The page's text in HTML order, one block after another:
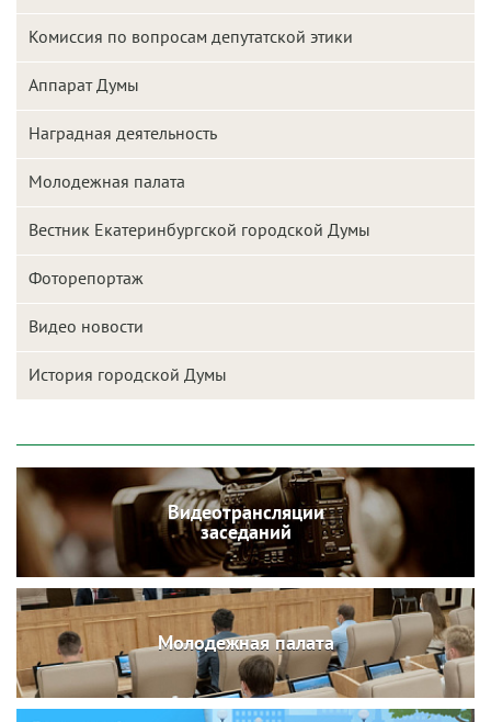
Комиссия по вопросам депутатской этики
Аппарат Думы
Наградная деятельность
Молодежная палата
Вестник Екатеринбургской городской Думы
Фоторепортаж
Видео новости
История городской Думы
Видеотрансляции
заседаний
Молодежная палата